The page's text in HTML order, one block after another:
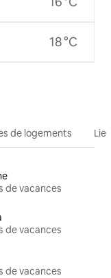
18 °C
de logements
de vacances
de vacances
de vacances